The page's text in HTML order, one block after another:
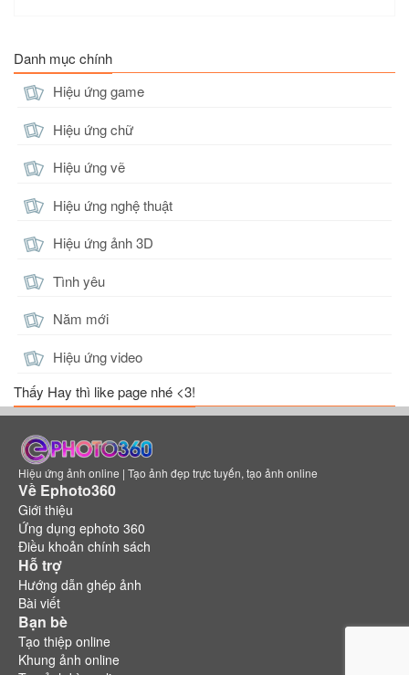
Danh mục chính
Hiệu ứng game
Hiệu ứng chữ
Hiệu ứng vẽ
Hiệu ứng nghệ thuật
Hiệu ứng ảnh 3D
Tình yêu
Năm mới
Hiệu ứng video
Thấy Hay thì like page nhé <3!
Hiệu ứng ảnh online | Tạo ảnh đẹp trực tuyến, tạo ảnh online
Về Ephoto360
Giới thiệu
Ứng dụng ephoto 360
Điều khoản chính sách
Hỗ trợ
Hướng dẫn ghép ảnh
Bài viết
Bạn bè
Tạo thiệp online
Khung ảnh online